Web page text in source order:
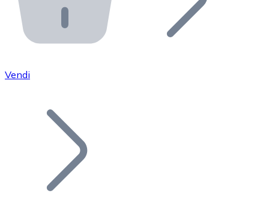
API Bitnovo
Integra la nostra API nel tuo ecosistema.
Unisciti alla nostra rete di rivenditori e
Aggiungi il token del tuo progetto al nostro servizio di
Vendi